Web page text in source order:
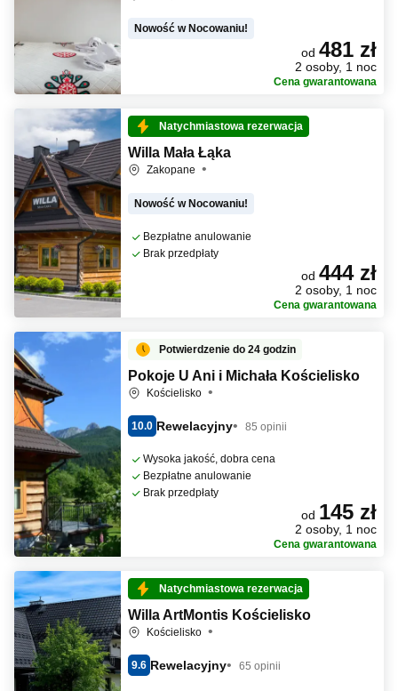
Nowość w Nocowaniu!
od 481 zł
2 osoby, 1 noc
Cena gwarantowana
Natychmiastowa rezerwacja
Willa Mała Łąka
Zakopane
Nowość w Nocowaniu!
Bezpłatne anulowanie
Brak przedpłaty
od 444 zł
2 osoby, 1 noc
Cena gwarantowana
Potwierdzenie do 24 godzin
Pokoje U Ani i Michała Kościelisko
Kościelisko
10.0 Rewelacyjny 85 opinii
Wysoka jakość, dobra cena
Bezpłatne anulowanie
Brak przedpłaty
od 145 zł
2 osoby, 1 noc
Cena gwarantowana
Natychmiastowa rezerwacja
Willa ArtMontis Kościelisko
Kościelisko
9.6 Rewelacyjny 65 opinii